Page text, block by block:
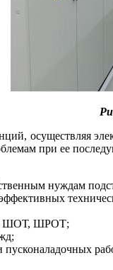
осуществляя
при ее
нуждам
ШОТ, ШРОТ;